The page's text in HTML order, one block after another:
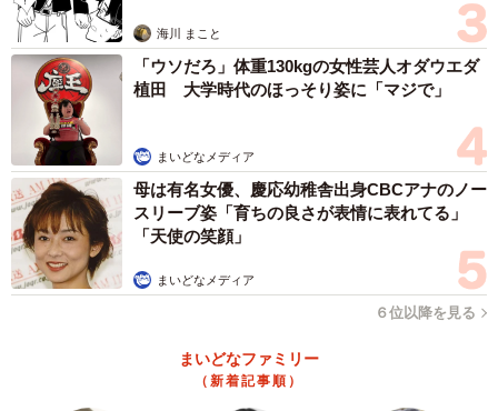
海川 まこと
「ウソだろ」体重130kgの女性芸人オダウエダ
植田 大学時代のほっそり姿に「マジで」
まいどなメディア
母は有名女優、慶応幼稚舎出身CBCアナのノー
スリーブ姿「育ちの良さが表情に表れてる」
「天使の笑顔」
まいどなメディア
６位以降を見る
まいどなファミリー
（新着記事順）